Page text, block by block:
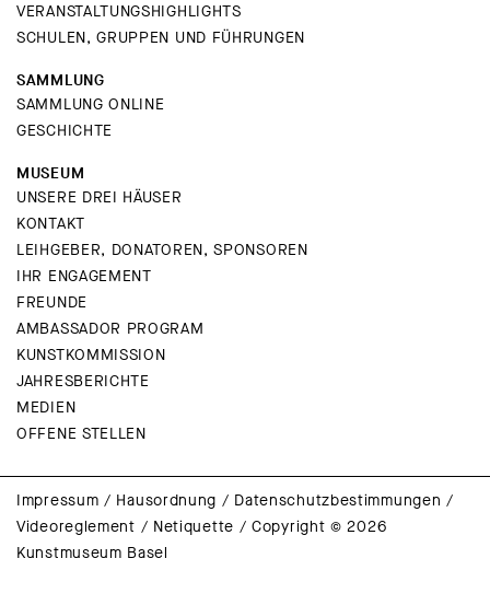
VERANSTALTUNGSHIGHLIGHTS
SCHULEN, GRUPPEN UND FÜHRUNGEN
SAMMLUNG
SAMMLUNG ONLINE
GESCHICHTE
MUSEUM
UNSERE DREI HÄUSER
KONTAKT
LEIHGEBER, DONATOREN, SPONSOREN
IHR ENGAGEMENT
FREUNDE
AMBASSADOR PROGRAM
KUNSTKOMMISSION
JAHRESBERICHTE
MEDIEN
OFFENE STELLEN
Impressum / Hausordnung / Datenschutzbestimmungen /
Videoreglement / Netiquette /Copyright © 2026
Kunstmuseum Basel